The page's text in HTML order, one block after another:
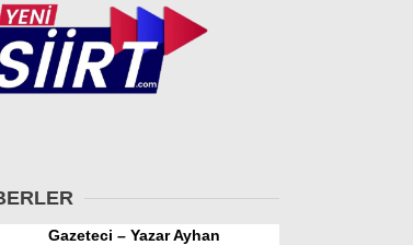
Gazeteci – Yazar Ayhan